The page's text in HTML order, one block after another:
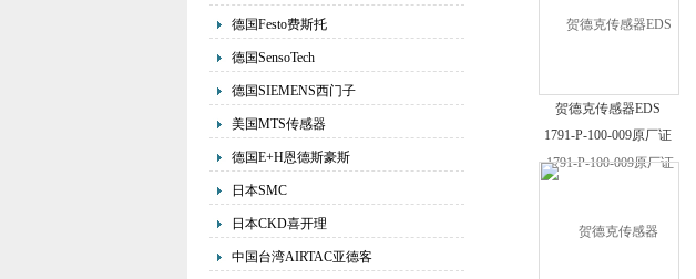
德国Festo费斯托
德国SensoTech
德国SIEMENS西门子
美国MTS传感器
德国E+H恩德斯豪斯
日本SMC
日本CKD喜开理
中国台湾AIRTAC亚德客
贺德克传感器EDS
1791-P-100-009原厂证
明